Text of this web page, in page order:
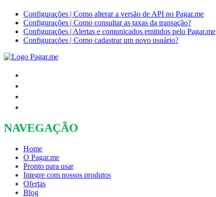
Configurações | Como alterar a versão de API no Pagar.me
Configurações | Como consultar as taxas da transação?
Configurações | Alertas e comunicados emitidos pelo Pagar.me
Configurações | Como cadastrar um novo usuário?
NAVEGAÇÃO
Home
O Pagar.me
Pronto para usar
Integre com nossos produtos
Ofertas
Blog